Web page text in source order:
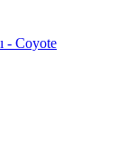
- Coyote